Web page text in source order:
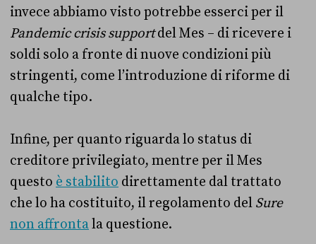
invece abbiamo visto potrebbe esserci per il
Pandemic crisis supportdel Mes – di ricevere i
soldi solo a fronte di nuove condizioni più
stringenti, come l’introduzione di riforme di
qualche tipo.
Infine, per quanto riguarda lo status di
creditore privilegiato, mentre per il Mes
questo è stabilito direttamente dal trattato
che lo ha costituito, il regolamento del Sure
non affrontala questione.